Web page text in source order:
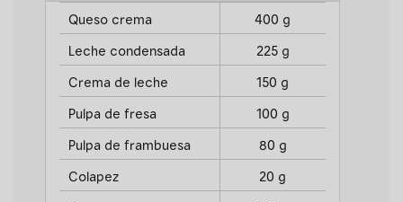
Queso crema 400 g
Leche condensada 225 g
Crema de leche 150 g
Pulpa de fresa 100 g
Pulpa de frambuesa 80 g
Colapez 20 g